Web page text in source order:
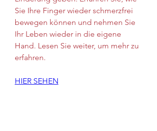
Sie Ihre Finger wieder schmerzfrei
bewegen können und nehmen Sie
Ihr Leben wieder in die eigene
Hand. Lesen Sie weiter, um mehr zu
erfahren.
HIER SEHEN